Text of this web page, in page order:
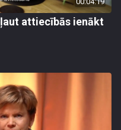
attiecībās ienākt